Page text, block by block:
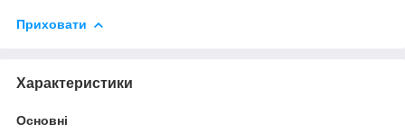
Приховати
Характеристики
Основні